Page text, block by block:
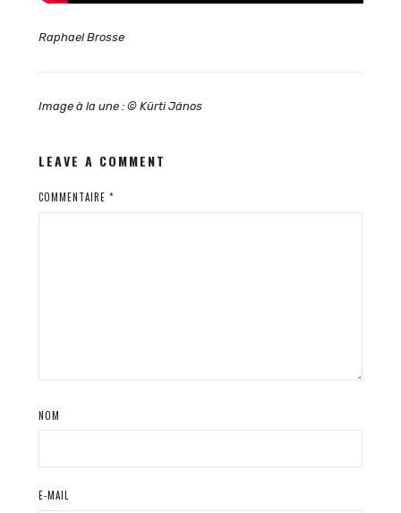
Raphael Brosse
Image à la une : © Kürti János
LEAVE A COMMENT
COMMENTAIRE *
NOM
E-MAIL